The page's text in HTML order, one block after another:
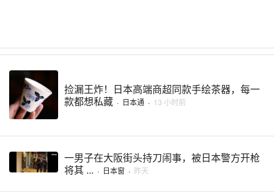
捡漏王炸！日本高端商超同款手绘茶器，每一
款都想私藏 · 日本通 · 13 小时前
一男子在大阪街头持刀闹事，被日本警方开枪
将其 ... · 日本窗 · 昨天